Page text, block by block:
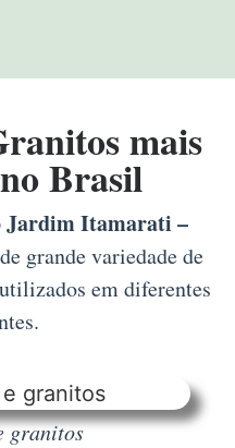
mais
Brasil
Itamarati –
grande variedade de
em diferentes
granitos